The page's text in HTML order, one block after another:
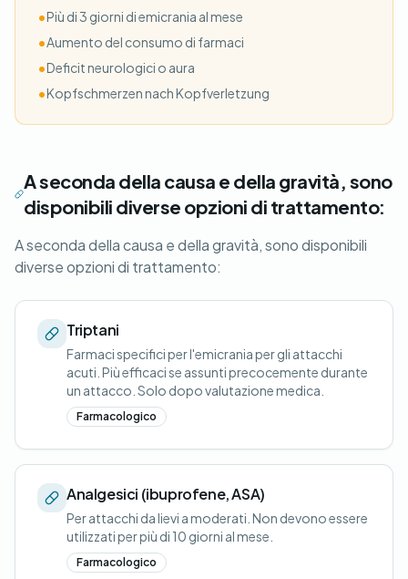
•Più di 3 giorni di emicrania al mese
•Aumento del consumo di farmaci
•Deficit neurologici o aura
•Kopfschmerzen nach Kopfverletzung
A seconda della causa e della gravità, sono
disponibili diverse opzioni di trattamento:
A seconda della causa e della gravità, sono disponibili
diverse opzioni di trattamento:
Triptani
Farmaci specifici per l'emicrania per gli attacchi
acuti. Più efficaci se assunti precocemente durante
un attacco. Solo dopo valutazione medica.
Farmacologico
Analgesici (ibuprofene, ASA)
Per attacchi da lievi a moderati. Non devono essere
utilizzati per più di 10 giorni al mese.
Farmacologico